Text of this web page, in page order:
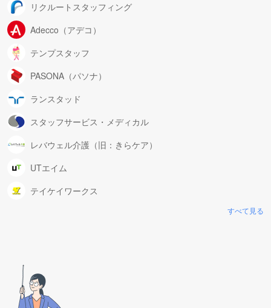
リクルートスタッフィング
Adecco（アデコ）
テンプスタッフ
PASONA（パソナ）
ランスタッド
スタッフサービス・メディカル
レバウェル介護（旧：きらケア）
UTエイム
テイケイワークス
すべて見る